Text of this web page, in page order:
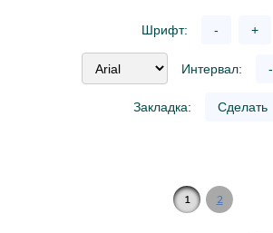
Шрифт: - +
Интервал: -
Закладка: Сделать
1 2